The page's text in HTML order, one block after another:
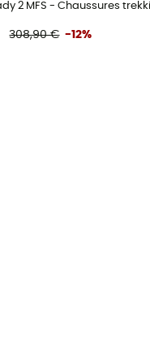
2 MFS - Chaussures
308,90 € -12%